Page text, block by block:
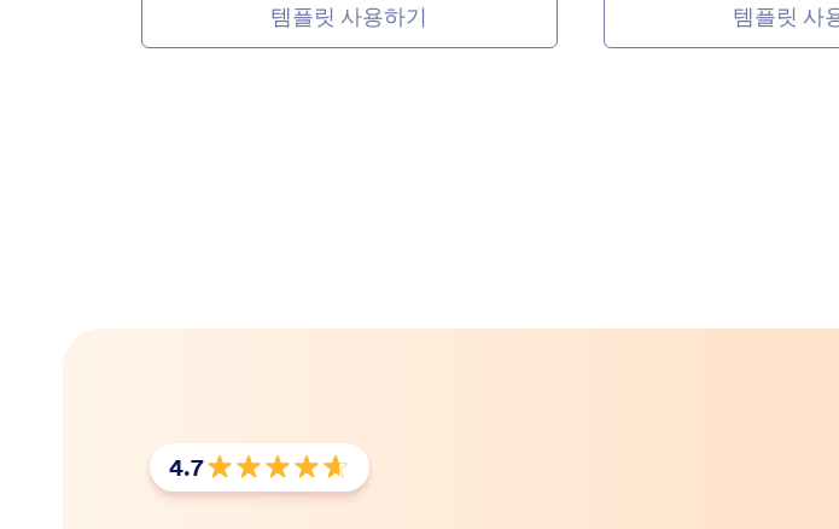
템플릿 사용하기 템플릿 사
4.7
평점: 5점 만점에 4.7점